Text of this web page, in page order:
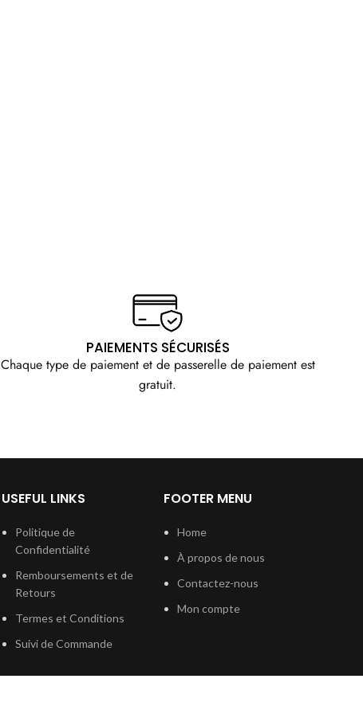
PAIEMENTS SÉCURISÉS
Chaque type de paiement et de passerelle de paiement est
gratuit.
USEFUL LINKS
Politique de
Confidentialité
Remboursements et de
Retours
Termes et Conditions
Suivi de Commande
FOOTER MENU
Home
À propos de nous
Contactez-nous
Mon compte